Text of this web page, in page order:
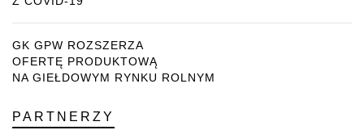
GK GPW ROZSZERZA
OFERTĘ PRODUKTOWĄ
NA GIEŁDOWYM RYNKU ROLNYM
PARTNERZY